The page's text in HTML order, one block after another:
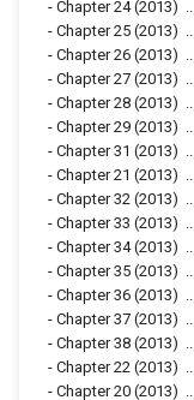
- Chapter 24(2013)
- Chapter 25 (2013)
- Chapter 26 (2013)
- Chapter 27 (2013)
- Chapter 28 (2013)
- Chapter 29 (2013)
- Chapter 31 (2013)
- Chapter 21 (2013)
- Chapter 32 (2013)
- Chapter 33 (2013)
- Chapter 34(2013)
- Chapter 35 (2013)
- Chapter 36 (2013)
- Chapter 37 (2013)
- Chapter 38 (2013)
- Chapter 22 (2013)
- Chapter 20 (2013)